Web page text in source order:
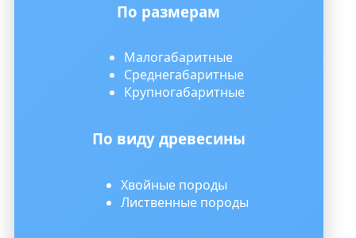
По размерам
Малогабаритные
Среднегабаритные
Крупногабаритные
По виду древесины
Хвойные породы
Лиственные породы